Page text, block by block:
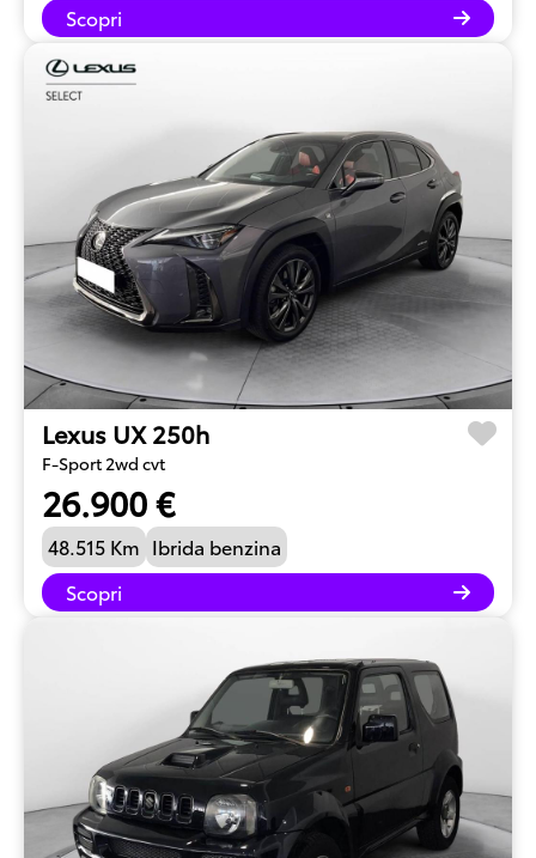
Scopri
Lexus UX 250h
F-Sport 2wd cvt
26.900 €
48.515 Km Ibrida benzina
Scopri